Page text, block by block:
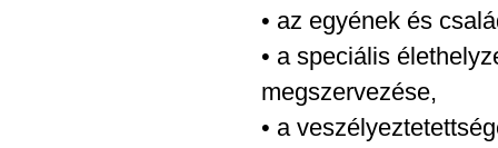
• az egyének és
• a speciális
megszervezése,
• a